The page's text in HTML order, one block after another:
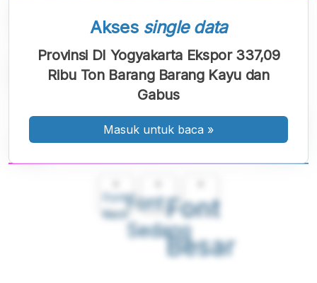
Font
Kecil
Font
Sedang
Font
Besar
Akses single data
Provinsi DI Yogyakarta Ekspor 337,09
Ribu Ton Barang Barang Kayu dan
Gabus
Masuk untuk baca »